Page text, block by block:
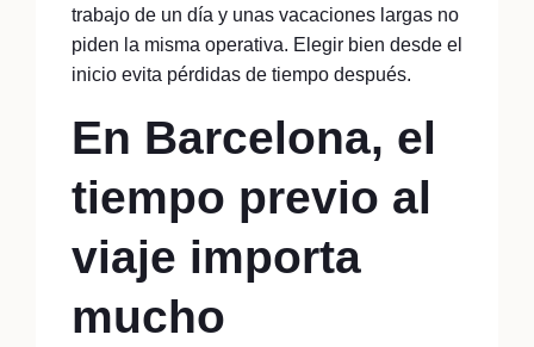
trabajo de un día y unas vacaciones largas no
piden la misma operativa. Elegir bien desde el
inicio evita pérdidas de tiempo después.
En Barcelona, el
tiempo previo al
viaje importa
mucho